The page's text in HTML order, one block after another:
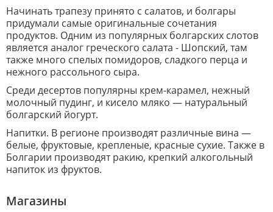
Начинать трапезу принято с салатов, и болгары
придумали самые оригинальные сочетания
продуктов. Одним из популярных болгарских слотов
является аналог греческого салата - Шопский, там
также много спелых помидоров, сладкого перца и
нежного рассольного сыра.
Среди десертов популярны крем-карамел, нежный
молочный пудинг, и кисело мляко — натуральный
болгарский йогурт.
Напитки. В регионе производят различные вина —
белые, фруктовые, крепленые, красные сухие. Также в
Болгарии производят ракию, крепкий алкогольный
напиток из фруктов.
Магазины